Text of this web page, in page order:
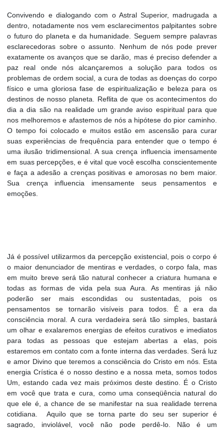
Convivendo e dialogando com o Astral Superior, madrugada a
dentro, notadamente nos vem esclarecimentos palpitantes sobre
o futuro do planeta e da humanidade. Seguem sempre palavras
esclarecedoras sobre o assunto. Nenhum de nós pode prever
exatamente os avanços que se darão, mas é preciso defender a
paz real onde nós alcançaremos a solução para todos os
problemas de ordem social, a cura de todas as doenças do corpo
físico e uma gloriosa fase de espiritualização e beleza para os
destinos de nosso planeta. Reflita de que os acontecimentos do
dia a dia são na realidade um grande aviso espiritual para que
nos melhoremos e afastemos de nós a hipótese do pior caminho.
O tempo foi colocado e muitos estão em ascensão para curar
suas experiências de frequência para entender que o tempo é
uma ilusão tridimensional. A sua crença influencia imensamente
em suas percepções, e é vital que você escolha conscientemente
e faça a adesão a crenças positivas e amorosas no bem maior.
Sua crença influencia imensamente seus pensamentos e
emoções.
Já é possível utilizarmos da percepção existencial, pois o corpo é
o maior denunciador de mentiras e verdades, o corpo fala, mas
em muito breve será tão natural conhecer a criatura humana e
todas as formas de vida pela sua Aura. As mentiras já não
poderão ser mais escondidas ou sustentadas, pois os
pensamentos se tornarão visíveis para todos. É a era da
consciência moral. A cura verdadeira será tão simples, bastará
um olhar e exalaremos energias de efeitos curativos e imediatos
para todas as pessoas que estejam abertas a elas, pois
estaremos em contato com a fonte interna das verdades. Será luz
e amor Divino que teremos a consciência do Cristo em nós. Esta
energia Crística é o nosso destino e a nossa meta, somos todos
Um, estando cada vez mais próximos deste destino. É o Cristo
em você que trata e cura, como uma conseqüência natural do
que ele é, a chance de se manifestar na sua realidade terrena
cotidiana. Aquilo que se torna parte do seu ser superior é
sagrado, inviolável, você não pode perdê-lo. Não é um